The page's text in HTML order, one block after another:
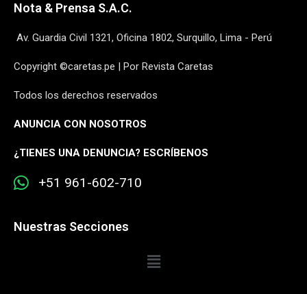
Nota & Prensa S.A.C.
Av. Guardia Civil 1321, Oficina 1802, Surquillo, Lima - Perú
Copyright ©caretas.pe | Por Revista Caretas
Todos los derechos reservados
ANUNCIA CON NOSOTROS
¿TIENES UNA DENUNCIA? ESCRÍBENOS
+51 961-602-710
Nuestras Secciones